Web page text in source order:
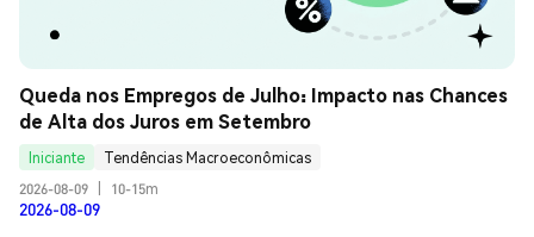
Queda nos Empregos de Julho: Impacto nas Chances
de Alta dos Juros em Setembro
Iniciante
Tendências Macroeconômicas
2026-08-09
10-15m
2026-08-09